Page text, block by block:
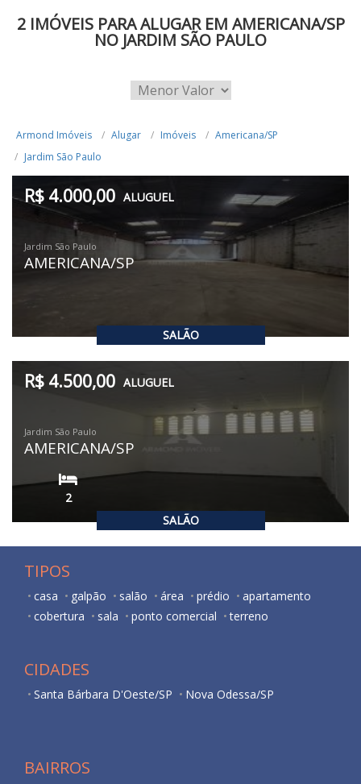
2 IMÓVEIS PARA ALUGAR EM AMERICANA/SP
NO JARDIM SÃO PAULO
Armond Imóveis Alugar Imóveis
Americana/SP
Jardim São Paulo
SALÃO
R$ 4.000,00 ALUGUEL
Jardim São Paulo
AMERICANA/SP
SALÃO
R$ 4.500,00 ALUGUEL
Jardim São Paulo
AMERICANA/SP
2
TIPOS
casa galpão salão área prédio
apartamento
cobertura
sala ponto comercial terreno
CIDADES
Santa Bárbara D'Oeste/SP Nova Odessa/SP
BAIRROS